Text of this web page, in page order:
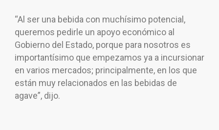
“Al ser una bebida con muchísimo potencial,
queremos pedirle un apoyo económico al
Gobierno del Estado, porque para nosotros es
importantísimo que empezamos ya a incursionar
en varios mercados; principalmente, en los que
están muy relacionados en las bebidas de
agave”, dijo.